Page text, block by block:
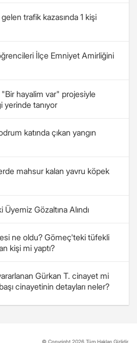
trafik kazasında 1 kişi
İlçe Emniyet Amirliğini
hayalim var" projesiyle
yerinde tanıyor
katında çıkan yangın
mahsur kalan yavru köpek
Gözaltına Alındı
ne oldu? Gömeç'teki tüfekli
kişi mi yaptı?
Gürkan T. cinayet mi
cinayetinin detayları neler?
© Copyright 2026 Tüm Hakları Gizlidir.